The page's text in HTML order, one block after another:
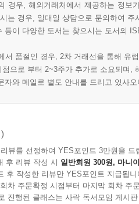
경우, 해외거래처에서 제공하는 정
는 경우, 일대일 상담으로 문의하여 주
등이 다양한 도서는 찾으시는 도서의
서 품절인 경우, 2차 거래선을 통해 유
점으로 부터 2~3주가 추가로 소요되며,
자와 메일로 별도 안내를 드리고 있사
뷰를 선정하여 YES포인트 3만원을 드
후 리뷰 작성 시 일반회원 300원, 마니
후 작성한 리뷰만 YES포인트 지급됩니
차 주문확정 시점부터 마지막 회차 주
진행된 클래스는 사락 독서모임 게시